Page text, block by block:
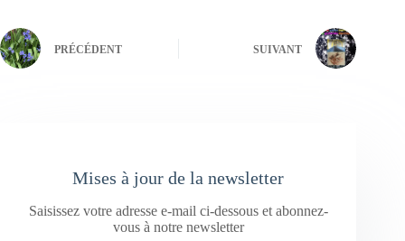
PRÉCÉDENT SUIVANT
Mises à jour de la newsletter
Saisissez votre adresse e-mail ci-dessous et abonnez-
vous à notre newsletter